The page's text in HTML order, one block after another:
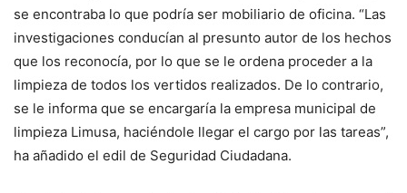
se encontraba lo que podría ser mobiliario de oficina. “Las
investigaciones conducían al presunto autor de los hechos
que los reconocía, por lo que se le ordena proceder a la
limpieza de todos los vertidos realizados. De lo contrario,
se le informa que se encargaría la empresa municipal de
limpieza Limusa, haciéndole llegar el cargo por las tareas”,
ha añadido el edil de Seguridad Ciudadana.